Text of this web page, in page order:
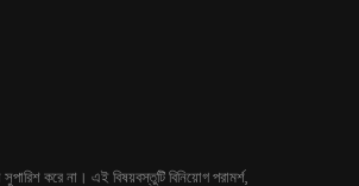
করে না। এই বিষয়বস্তুটি বিনিয়োগ পরামর্শ,